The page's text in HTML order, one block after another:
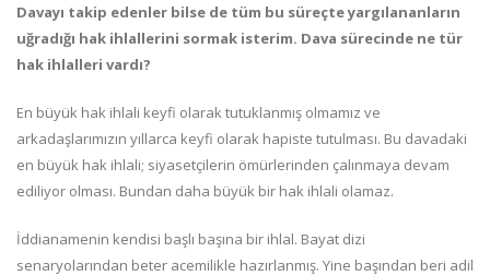
Davayı takip edenler bilse de tüm bu süreçte yargılananların
uğradığı hak ihlallerini sormak isterim. Dava sürecinde ne tür
hak ihlalleri vardı?
En büyük hak ihlali keyfi olarak tutuklanmış olmamız ve
arkadaşlarımızın yıllarca keyfi olarak hapiste tutulması. Bu davadaki
en büyük hak ihlali; siyasetçilerin ömürlerinden çalınmaya devam
ediliyor olması. Bundan daha büyük bir hak ihlali olamaz.
İddianamenin kendisi başlı başına bir ihlal. Bayat dizi
senaryolarından beter acemilikle hazırlanmış. Yine başından beri adil